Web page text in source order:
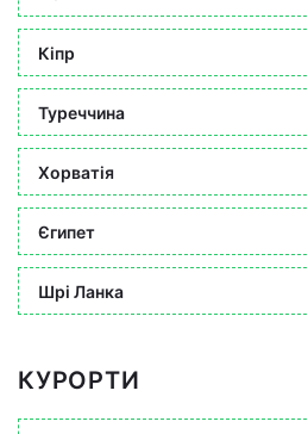
Кіпр
Туреччина
Хорватія
Єгипет
Шрі Ланка
КУРОРТИ